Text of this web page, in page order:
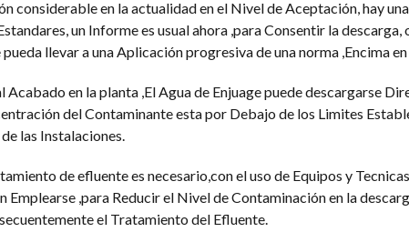
considerable en la actualidad en el Nivel de Aceptación, hay
un Informe es usual ahora ,para Consentir la descarga,
llevar a una Aplicación progresiva de una norma ,Encima
en la planta ,El Agua de Enjuage puede descargarse
del Contaminante esta por Debajo de los Limites
las Instalaciones.
de efluente es necesario,con el uso de Equipos y
Emplearse ,para Reducir el Nivel de Contaminación en la
el Tratamiento del Efluente.